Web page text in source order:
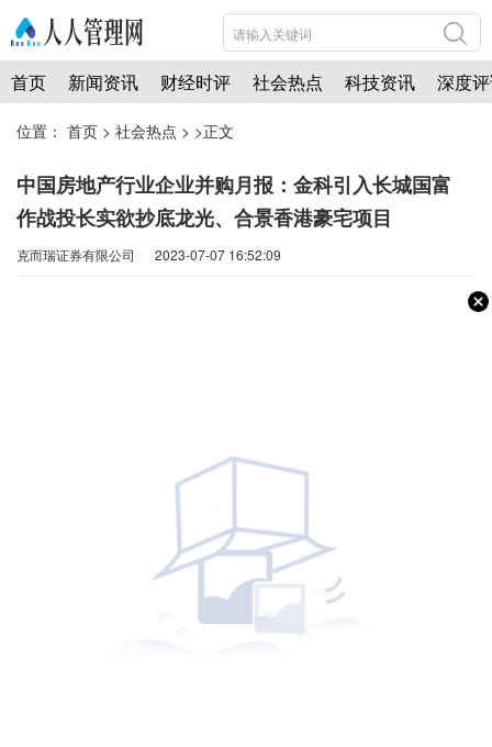
首页 新闻资讯 财经时评 社会热点 科技资讯 深度
位置： 首页 > 社会热点 > >正文
中国房地产行业企业并购月报：金科引入长城国富
作战投长实欲抄底龙光、合景香港豪宅项目
克而瑞证券有限公司 2023-07-07 16:52:09